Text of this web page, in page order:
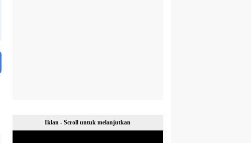
Iklan - Scroll untuk melanjutkan